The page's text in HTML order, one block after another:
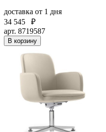
доставка от 1 дня
34 545
₽
арт. 8719587
В корзину